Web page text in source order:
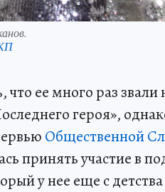
что ее много раз
героя»,
Общественной
принять участие в
у нее еще с